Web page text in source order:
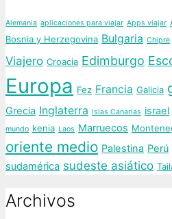
Alemania aplicaciones para viajar Apps viajar
Bosnia y Herzegovina Bulgaria Chipre
Viajero Croacia Edimburgo
Europa Fez Francia Galicia
Grecia Inglaterra Islas Canarias israel
mundo kenia Laos Marruecos
oriente medio Palestina Perú
sudamérica sudeste asiático
Archivos